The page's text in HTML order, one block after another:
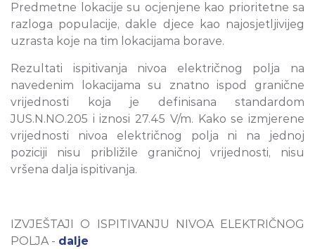
Predmetne lokacije su ocjenjene kao prioritetne sa
razloga populacije, dakle djece kao najosjetljivijeg
uzrasta koje na tim lokacijama borave.
Rezultati ispitivanja nivoa električnog polja na
navedenim lokacijama su znatno ispod granične
vrijednosti koja je definisana standardom
JUS.N.NO.205 i iznosi 27.45 V/m. Kako se izmjerene
vrijednosti nivoa električnog polja ni na jednoj
poziciji nisu približile graničnoj vrijednosti, nisu
vršena dalja ispitivanja.
IZVJEŠTAJI O ISPITIVANJU NIVOA ELEKTRIČNOG
POLJA - dalje